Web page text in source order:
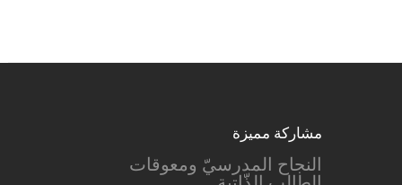
مشاركة مميزة
النجاح المدرسيّ ومعوقات